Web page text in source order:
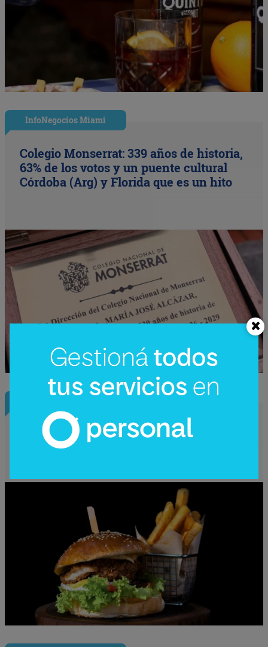
InfoNegocios Miami
Colegio Monserrat: 339 años de historia,
63% de los votos y un puente cultural
Córdoba (Arg) y Florida que es un hito
¿Cuáles son los antojos de la oficina?